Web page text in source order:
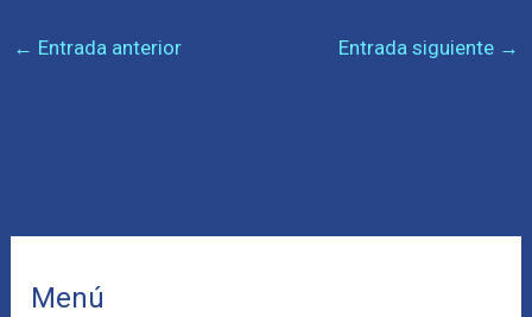
← Entrada anterior Entrada siguiente →
Menú